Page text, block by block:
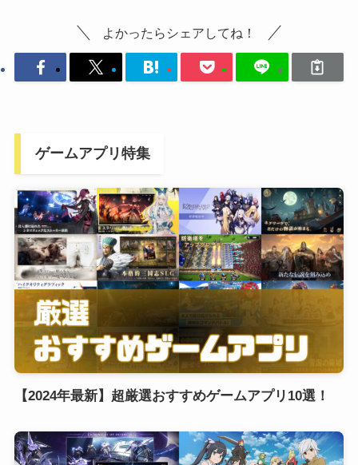
よかったらシェアしてね！
ゲームアプリ特集
【2024年最新】超厳選おすすめゲームアプリ10選！